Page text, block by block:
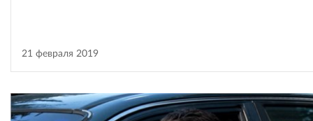
21 февраля 2019